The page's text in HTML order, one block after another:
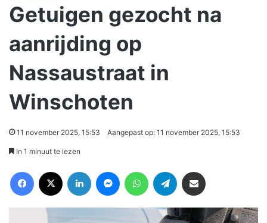
Getuigen gezocht na
aanrijding op
Nassaustraat in
Winschoten
11 november 2025, 15:53 Aangepast op: 11 november 2025, 15:53
In 1 minuut te lezen
Facebook LinkedIn MessengerWhatsAppTelegram